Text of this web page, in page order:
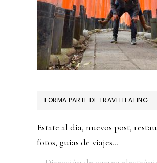
FORMA PARTE DE TRAVELLEATING
Estate al dia, nuevos post,
fotos, guias de viajes...